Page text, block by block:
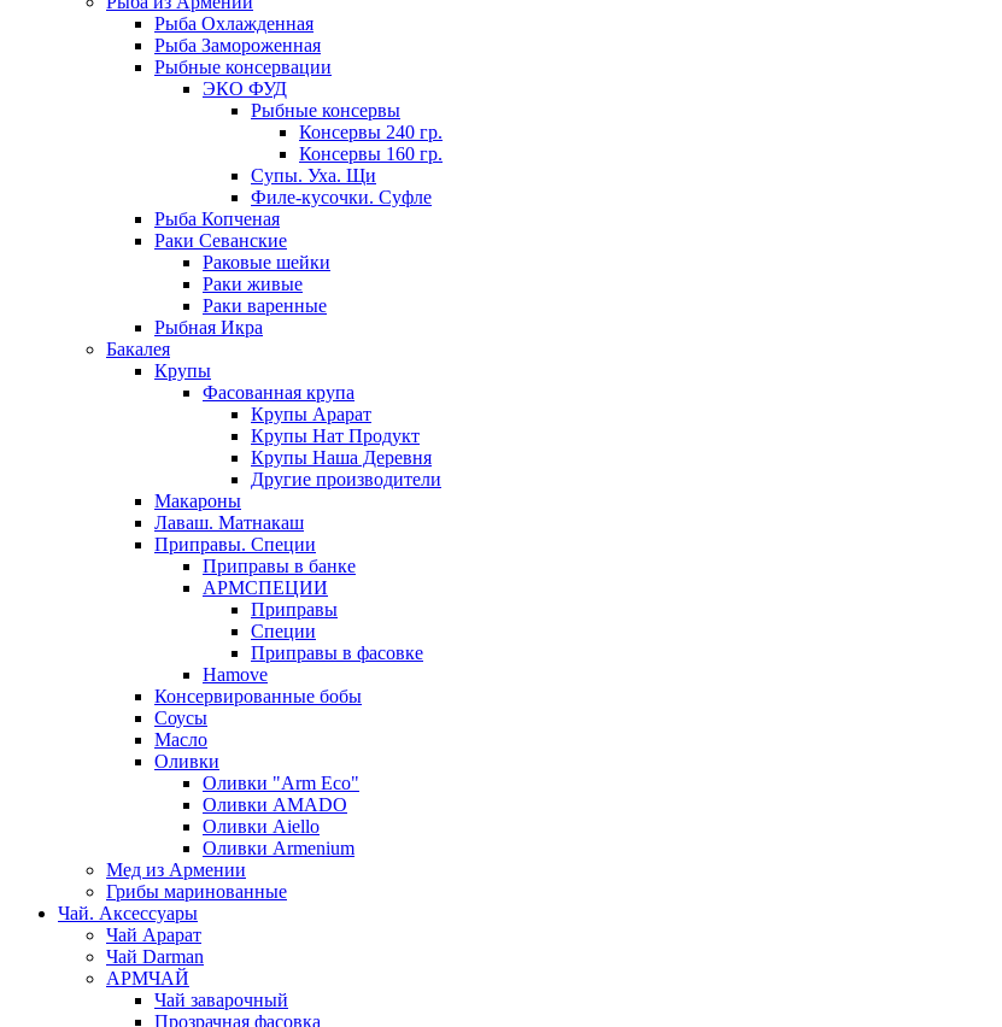
Рыба Охлажденная
Рыба Замороженная
Рыбные консервации
ЭКО ФУД
Рыбные консервы
Консервы 240 гр.
Консервы 160 гр.
Супы. Уха. Щи
Филе-кусочки. Суфле
Рыба Копченая
Раки Севанские
Раковые шейки
Раки живые
Раки варенные
Рыбная Икра
Бакалея
Крупы
Фасованная крупа
Крупы Арарат
Крупы Нат Продукт
Крупы Наша Деревня
Другие производители
Макароны
Лаваш. Матнакаш
Приправы. Специи
Приправы в банке
АРМСПЕЦИИ
Приправы
Специи
Приправы в фасовке
Hamove
Консервированные бобы
Соусы
Масло
Оливки
Оливки "Arm Eco"
Оливки AMADO
Оливки Aiello
Оливки Armenium
Мед из Армении
Грибы маринованные
Чай. Аксессуары
Чай Арарат
Чай Darman
АРМЧАЙ
Чай заварочный
Прозрачная фасовка